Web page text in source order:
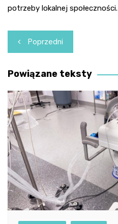
potrzeby lokalnej społeczności.
Nawigacja
wpisu
Poprzedni
Powiązane teksty